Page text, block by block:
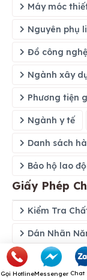
Máy móc
Nguyên phụ
Đồ công
Ngành xây
Phương tiện
Ngành y tế
Danh sách
Bảo hộ lao
Giấy Phép
Kiểm Tra
Dán Nhãn
An Toàn Vệ
Kiến Thức
Gọi HotlineMessenger Chat